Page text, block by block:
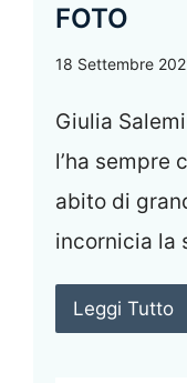
FOTO
18 Settembre
Giulia
l’ha sempre
abito di
incornicia la
Leggi Tutto